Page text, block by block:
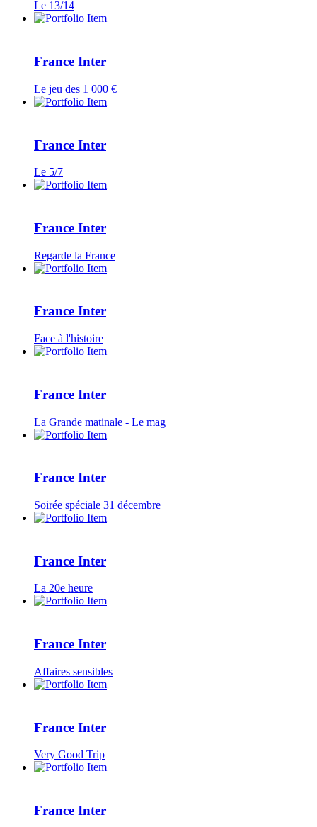
Le 13/14
France Inter
Le jeu des 1 000 €
France Inter
Le 5/7
France Inter
Regarde la France
France Inter
Face à l'histoire
France Inter
La Grande matinale - Le mag
France Inter
Soirée spéciale 31 décembre
France Inter
La 20e heure
France Inter
Affaires sensibles
France Inter
Very Good Trip
France Inter